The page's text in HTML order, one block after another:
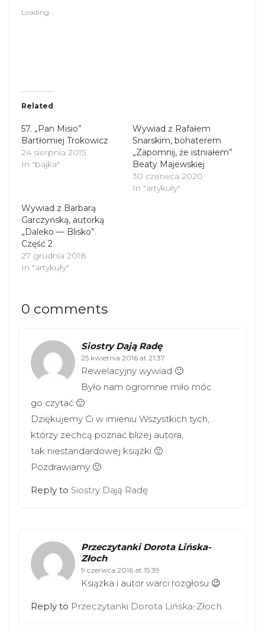
s
h
t
t
e
(
O
p
n
s
e
w
w
i
n
d
o
w
)
k
(
O
p
e
e
w
w
i
o
Loading...
Related
57. „Pan Misio”
Bartłomiej Trokowicz
24 sierpnia 2015
In "bajka"
Wywiad z Rafałem
Snarskim, bohaterem
„Zapomnij, że istniałem”
Beaty Majewskiej
30 czerwca 2020
In "artykuły"
Wywiad z Barbarą
Garczyńską, autorką
„Daleko — Blisko”.
Część 2
27 grudnia 2018
In "artykuły"
0 comments
Siostry Dają Radę
25 kwietnia 2016 at 21:37
Rewelacyjny wywiad 🙂
Było nam ogromnie miło móc
go czytać 🙂
Dziękujemy Ci w imieniu Wszystkich tych,
którzy zechcą poznać bliżej autora,
tak niestandardowej książki 🙂
Pozdrawiamy 🙂
Reply to Siostry Dają Radę
Przeczytanki Dorota Lińska-
Złoch
9 czerwca 2016 at 15:39
Książka i autor warci rozgłosu 😉
Reply to Przeczytanki Dorota Lińska-Złoch